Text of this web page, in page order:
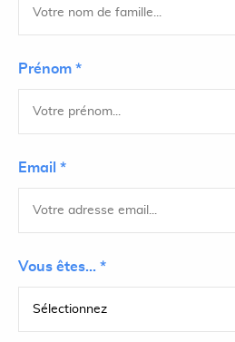
Prénom *
Email *
Vous êtes... *